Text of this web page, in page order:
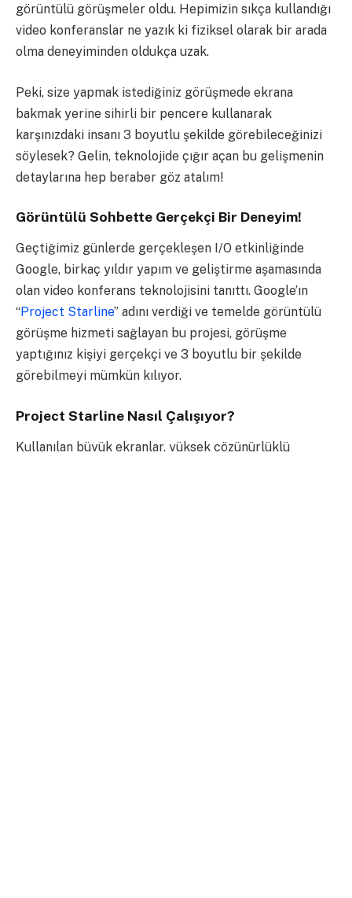
görüntülü görüşmeler oldu. Hepimizin sıkça kullandığı
video konferanslar ne yazık ki fiziksel olarak bir arada
olma deneyiminden oldukça uzak.
Peki, size yapmak istediğiniz görüşmede ekrana
bakmak yerine sihirli bir pencere kullanarak
karşınızdaki insanı 3 boyutlu şekilde görebileceğinizi
söylesek? Gelin, teknolojide çığır açan bu gelişmenin
detaylarına hep beraber göz atalım!
Görüntülü Sohbette Gerçekçi Bir Deneyim!
Geçtiğimiz günlerde gerçekleşen I/O etkinliğinde
Google, birkaç yıldır yapım ve geliştirme aşamasında
olan video konferans teknolojisini tanıttı. Google’ın
“Project Starline” adını verdiği ve temelde görüntülü
görüşme hizmeti sağlayan bu projesi, görüşme
yaptığınız kişiyi gerçekçi ve 3 boyutlu bir şekilde
görebilmeyi mümkün kılıyor.
Project Starline Nasıl Çalışıyor?
Kullanılan büyük ekranlar, yüksek çözünürlüklü